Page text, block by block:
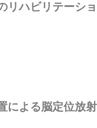
リハビリテーシ
による脳定位放